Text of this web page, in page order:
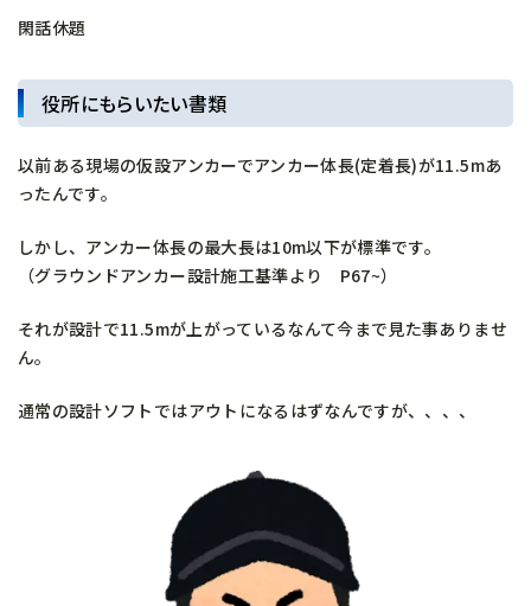
閑話休題
役所にもらいたい書類
以前ある現場の仮設アンカーでアンカー体長(定着長)が11.5mあ
ったんです。
しかし、アンカー体長の最大長は10m以下が標準です。
（グラウンドアンカー設計施工基準より P67~）
それが設計で11.5mが上がっているなんて今まで見た事ありませ
ん。
通常の設計ソフトではアウトになるはずなんですが、、、、